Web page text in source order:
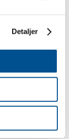
Detaljer